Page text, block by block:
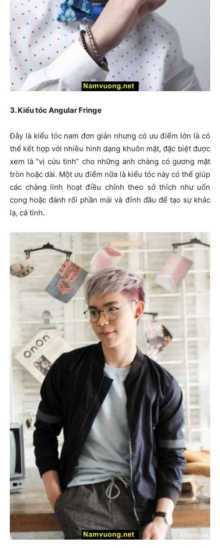
3. Kiểu tóc Angular Fringe
Đây là kiểu tóc nam đơn giản nhưng có ưu điểm lớn là có
thể kết hợp với nhiều hình dạng khuôn mặt, đặc biệt được
xem là “vị cứu tinh” cho những anh chàng có gương mặt
tròn hoặc dài. Một ưu điểm nữa là kiểu tóc này có thể giúp
các chàng linh hoạt điều chỉnh theo sở thích như uốn
cong hoặc đánh rối phần mái và đỉnh đầu để tạo sự khác
lạ, cá tính.